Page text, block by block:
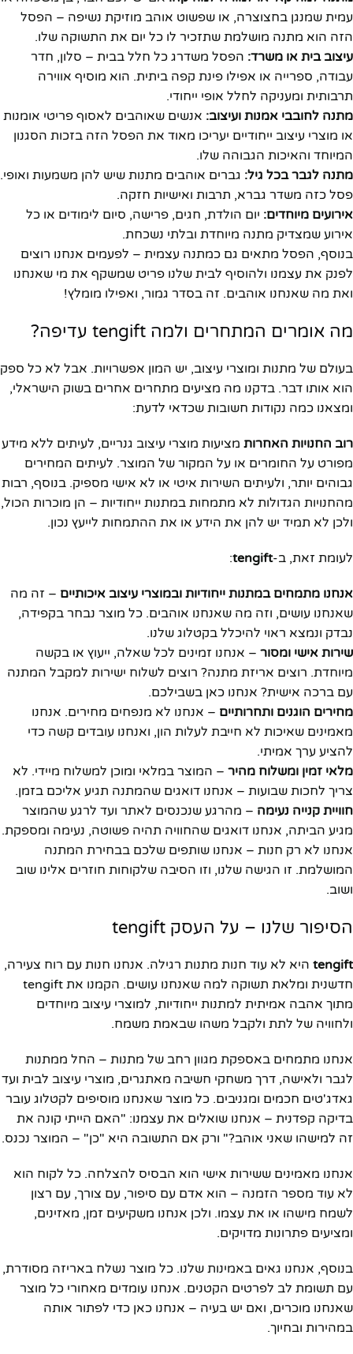
עמית שמנגן בחצוצרה, או שפשוט אוהב מוזיקת נשיפה – הפסל
הזה הוא מתנה מושלמת שתזכיר לו כל יום את התשוקה שלו.
עיצוב בית או משרד: הפסל משדרג כל חלל בבית – סלון, חדר
עבודה, ספרייה או אפילו פינת קפה ביתית. הוא מוסיף אווירה
תרבותית ומעניקה לחלל אופי ייחודי.
מתנה לחובבי אמנות ועיצוב: אנשים שאוהבים לאסוף פריטי אומנות
או מוצרי עיצוב ייחודיים יעריכו מאוד את הפסל הזה בזכות הסגנון
המיוחד והאיכות הגבוהה שלו.
מתנה לגבר בכל גיל: גברים אוהבים מתנות שיש להן משמעות ואופי.
פסל כזה משדר גברא, תרבות ואישיות חזקה.
אירועים מיוחדים: יום הולדת, חגים, פרישה, סיום לימודים או כל
אירוע שמצדיק מתנה מיוחדת ובלתי נשכחת.
בנוסף, הפסל מתאים גם כמתנה עצמית – לפעמים אנחנו רוצים
לפנק את עצמנו ולהוסיף לבית שלנו פריט שמשקף את מי שאנחנו
ואת מה שאנחנו אוהבים. זה בסדר גמור, ואפילו מומלץ!
מה אומרים המתחרים ולמה tengift עדיפה?
בעולם של מתנות ומוצרי עיצוב, יש המון אפשרויות. אבל לא כל ספק
הוא אותו דבר. בדקנו מה מציעים מתחרים אחרים בשוק הישראלי,
ומצאנו כמה נקודות חשובות שכדאי לדעת:
רוב החנויות האחרות מציעות מוצרי עיצוב גנריים, לעיתים ללא מידע
מפורט על החומרים או על המקור של המוצר. לעיתים המחירים
גבוהים יותר, ולעיתים השירות איטי או לא אישי מספיק. בנוסף, רבות
מהחנויות הגדולות לא מתמחות במתנות ייחודיות – הן מוכרות הכול,
ולכן לא תמיד יש להן את הידע או את ההתמחות לייעץ נכון.
לעומת זאת, ב-tengift
:
אנחנו מתמחים במתנות ייחודיות ובמוצרי עיצוב איכותיים – זה מה
שאנחנו עושים, וזה מה שאנחנו אוהבים. כל מוצר נבחר בקפידה,
נבדק ונמצא ראוי להיכלל בקטלוג שלנו.
שירות אישי ומסור – אנחנו זמינים לכל שאלה, ייעוץ או בקשה
מיוחדת. רוצים אריזת מתנה? רוצים לשלוח ישירות למקבל המתנה
עם ברכה אישית? אנחנו כאן בשבילכם.
מחירים הוגנים ותחרותיים – אנחנו לא מנפחים מחירים. אנחנו
מאמינים שאיכות לא חייבת לעלות הון, ואנחנו עובדים קשה כדי
להציע ערך אמיתי.
מלאי זמין ומשלוח מהיר – המוצר במלאי ומוכן למשלוח מיידי. לא
צריך לחכות שבועות – אנחנו דואגים שהמתנה תגיע אליכם בזמן.
חוויית קנייה נעימה – מהרגע שנכנסים לאתר ועד לרגע שהמוצר
מגיע הביתה, אנחנו דואגים שהחוויה תהיה פשוטה, נעימה ומספקת.
אנחנו לא רק חנות – אנחנו שותפים שלכם בבחירת המתנה
המושלמת. זו הגישה שלנו, וזו הסיבה שלקוחות חוזרים אלינו שוב
ושוב.
הסיפור שלנו – על העסק tengift
tengift היא לא עוד חנות מתנות רגילה. אנחנו חנות עם רוח צעירה,
חדשנית ומלאת תשוקה למה שאנחנו עושים. הקמנו את tengift
מתוך אהבה אמיתית למתנות ייחודיות, למוצרי עיצוב מיוחדים
ולחוויה של לתת ולקבל משהו שבאמת משמח.
אנחנו מתמחים באספקת מגוון רחב של מתנות – החל ממתנות
לגבר ולאישה, דרך משחקי חשיבה מאתגרים, מוצרי עיצוב לבית ועד
גאדג'טים חכמים ומגניבים. כל מוצר שאנחנו מוסיפים לקטלוג עובר
בדיקה קפדנית – אנחנו שואלים את עצמנו: "האם הייתי קונה את
זה למישהו שאני אוהב?" ורק אם התשובה היא "כן" – המוצר נכנס.
אנחנו מאמינים ששירות אישי הוא הבסיס להצלחה. כל לקוח הוא
לא עוד מספר הזמנה – הוא אדם עם סיפור, עם צורך, עם רצון
לשמח מישהו או את עצמו. ולכן אנחנו משקיעים זמן, מאזינים,
ומציעים פתרונות מדויקים.
בנוסף, אנחנו גאים באמינות שלנו. כל מוצר נשלח באריזה מסודרת,
עם תשומת לב לפרטים הקטנים. אנחנו עומדים מאחורי כל מוצר
שאנחנו מוכרים, ואם יש בעיה – אנחנו כאן כדי לפתור אותה
במהירות ובחיוך.